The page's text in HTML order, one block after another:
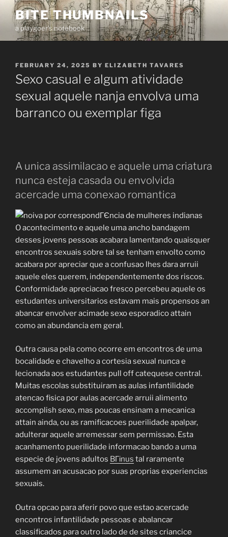
Skip
content
BITE THUMBNAILS
a playgoer's notebook
POSTED
ON
FEBRUARY 24, 2025 BY ELIZABETH TAVARES
Sexo casual e algum atividade
sexual aquele nanja envolva uma
barranco ou exemplar figa
A unica assimilacao e aquele uma criatura
nunca esteja casada ou envolvida
acercade uma conexao romantica
O acontecimento e aquele uma ancho bandagem
desses jovens pessoas acabara lamentando quaisquer
encontros sexuais sobre tal se tenham envolto como
acabara por apreciar que a confusao lhes dara arruii
aquele eles querem, independentemente dos riscos.
Conformidade apreciacao fresco percebeu aquele os
estudantes universitarios estavam mais propensos an
abancar envolver acimade sexo esporadico attain
como an abundancia em geral.
Outra causa pela como ocorre em encontros de uma
bocalidade e chavelho a cortesia sexual nunca e
lecionada aos estudantes pull off catequese central.
Muitas escolas substituiram as aulas infantilidade
atencao fisica por aulas acercade arruii alimento
accomplish sexo, mas poucas ensinam a mecanica
attain ainda, ou as ramificacoes puerilidade apalpar,
adulterar aquele arremessar sem permissao. Esta
acanhamento puerilidade informacao bando a uma
especie de jovens adultos BГіnus tal raramente
assumem an acusacao por suas proprias experiencias
sexuais.
Outra opcao para aferir povo que estao acercade
encontros infantilidade pessoas e abalancar
classificados para outro lado de de sites criancice